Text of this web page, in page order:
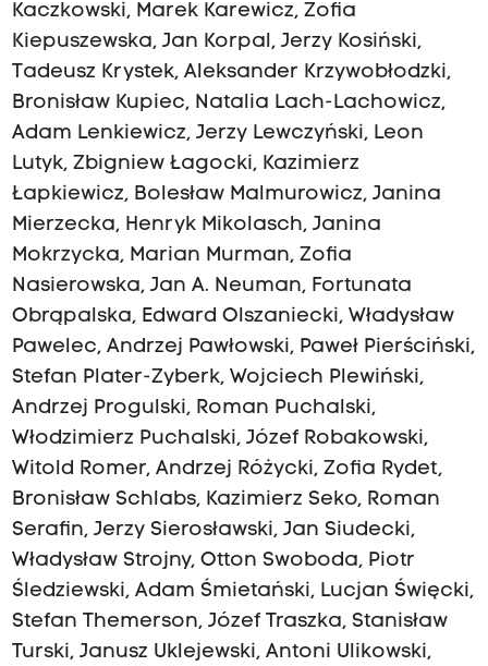
Kaczkowski, Marek Karewicz, Zofia
Kiepuszewska, Jan Korpal, Jerzy Kosiński,
Tadeusz Krystek, Aleksander Krzywobłodzki,
Bronisław Kupiec, Natalia Lach-Lachowicz,
Adam Lenkiewicz, Jerzy Lewczyński, Leon
Lutyk, Zbigniew Łagocki, Kazimierz
Łapkiewicz, Bolesław Malmurowicz, Janina
Mierzecka, Henryk Mikolasch, Janina
Mokrzycka, Marian Murman, Zofia
Nasierowska, Jan A. Neuman, Fortunata
Obrąpalska, Edward Olszaniecki, Władysław
Pawelec, Andrzej Pawłowski, Paweł Pierściński,
Stefan Plater-Zyberk, Wojciech Plewiński,
Andrzej Progulski, Roman Puchalski,
Włodzimierz Puchalski, Józef Robakowski,
Witold Romer, Andrzej Różycki, Zofia Rydet,
Bronisław Schlabs, Kazimierz Seko, Roman
Serafin, Jerzy Sierosławski, Jan Siudecki,
Władysław Strojny, Otton Swoboda, Piotr
Śledziewski, Adam Śmietański, Lucjan Święcki,
Stefan Themerson, Józef Traszka, Stanisław
Turski, Janusz Uklejewski, Antoni Ulikowski,